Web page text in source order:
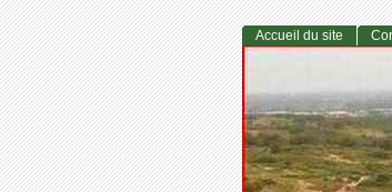
Accueil du site